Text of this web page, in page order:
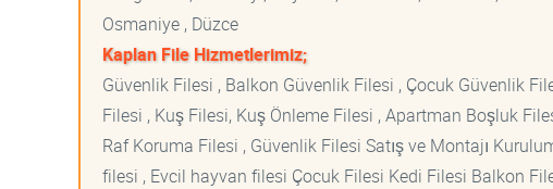
Osmaniye , Düzce
Kaplan File Hizmetlerimiz;
Güvenlik Filesi , Balkon Güvenlik Filesi , Çocuk Güvenlik
Filesi , Kuş Filesi, Kuş Önleme Filesi , Apartman Boşluk
Raf Koruma Filesi , Güvenlik Filesi Satış ve Montajı
filesi , Evcil hayvan filesi Çocuk Filesi Kedi Filesi Balkon